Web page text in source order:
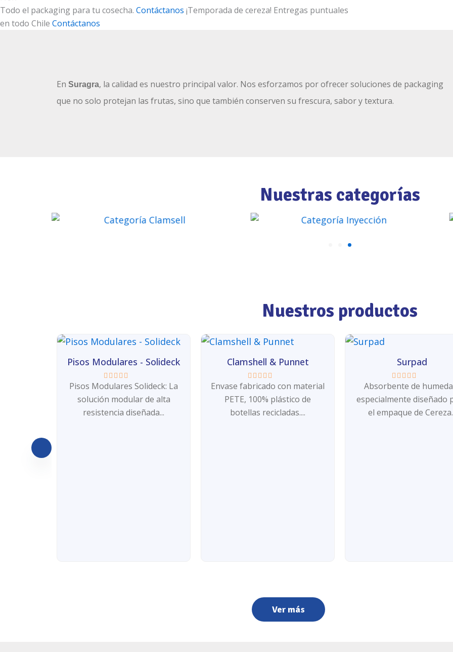
Todo el packaging para tu cosecha. Contáctanos ¡Temporada de cereza! Entregas puntuales
en todo Chile Contáctanos
En Suragra, la calidad es nuestro principal valor. Nos esforzamos por ofrecer soluciones de packaging
que no solo protejan las frutas, sino que también conserven su frescura, sabor y textura.
Nuestras categorías
Nuestros productos
Pisos Modulares - Solideck
Valorado
0
5
Pisos Modulares Solideck: La
solución modular de alta
resistencia diseñada...
Clamshell & Punnet
Valorado
0
de
5
Envase fabricado con material
PETE, 100% plástico de
botellas recicladas....
Surpad
Valorado
0
5
Absorbente de
especialmente diseñado
el empaque de
Ver más